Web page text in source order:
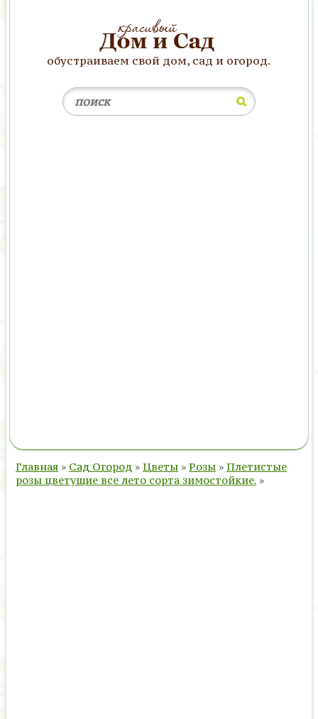
обустраиваем свой дом, сад и огород.
Главная » Сад Огород » Цветы » Розы » Плетистые
розы цветущие все лето сорта зимостойкие. »